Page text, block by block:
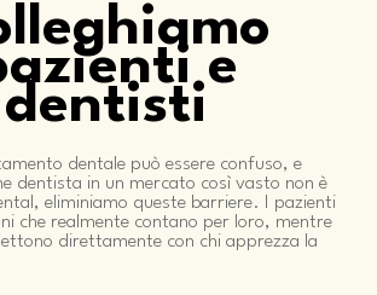
e
dentisti
dentale può essere confuso, e
dentista in un mercato così vasto non è
eliminiamo queste barriere. I pazienti
che realmente contano per loro, mentre
direttamente con chi apprezza la